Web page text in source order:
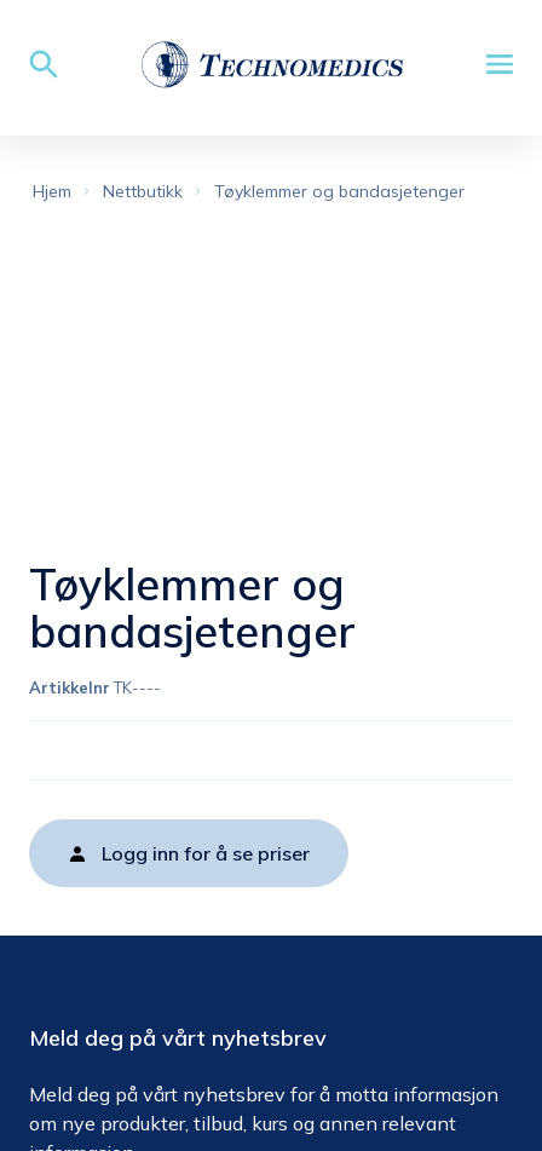
Hjem Nettbutikk Tøyklemmer og bandasjetenger
Tøyklemmer og
bandasjetenger
ArtikkelnrTK----
Logg inn for å se priser
Meld deg på vårt nyhetsbrev
Meld deg på vårt nyhetsbrev for å motta informasjon
om nye produkter, tilbud, kurs og annen relevant